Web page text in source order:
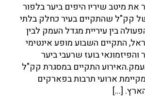
את מיטב שיריו היפים ביער בלפור
קק"ל שהתקיים בעיר כחלק בלתי
בין עיריית מגדל העמק לבין
התקיים השבוע מופע אינטימי
בועז שרעבי ביער
התקיים במסגרת קק"ל
ארועי תרבות בפארקים
[…]